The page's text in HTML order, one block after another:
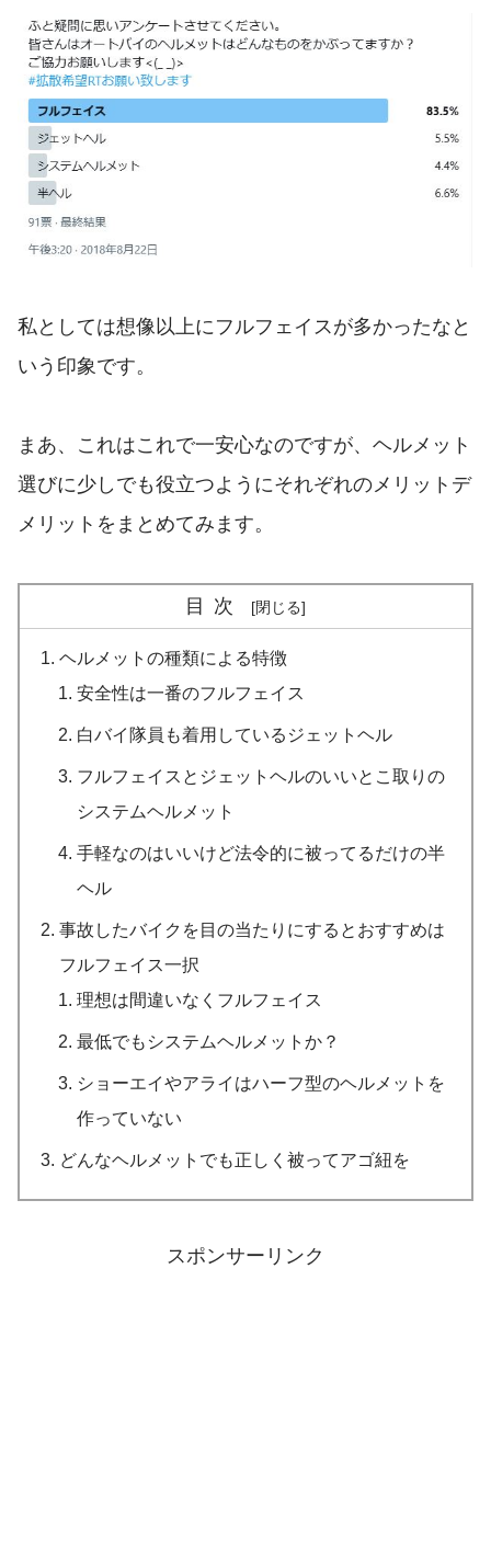
私としては想像以上にフルフェイスが多かったなと
いう印象です。
まあ、これはこれで一安心なのですが、ヘルメット
選びに少しでも役立つようにそれぞれのメリットデ
メリットをまとめてみます。
目次
ヘルメットの種類による特徴
安全性は一番のフルフェイス
白バイ隊員も着用しているジェットヘル
フルフェイスとジェットヘルのいいとこ取りの
システムヘルメット
手軽なのはいいけど法令的に被ってるだけの半
ヘル
事故したバイクを目の当たりにするとおすすめは
フルフェイス一択
理想は間違いなくフルフェイス
最低でもシステムヘルメットか？
ショーエイやアライはハーフ型のヘルメットを
作っていない
どんなヘルメットでも正しく被ってアゴ紐を
スポンサーリンク